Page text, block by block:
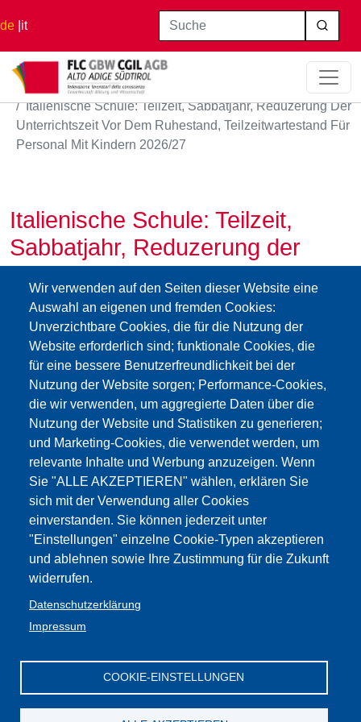
de it
Wir verwenden auf den Seiten dieser Website eine
Auswahl an eigenen und fremden Cookies:
Unverzichtbare Cookies, die für die Nutzung der
Website erforderlich sind; funktionale Cookies, die
für eine bessere Benutzerfreundlichkeit bei der
Nutzung der Website sorgen; Performance-Cookies,
die wir verwenden, um aggregierte Daten über die
Nutzung der Website und Statistiken zu generieren;
und Marketing-Cookies, die verwendet werden, um
relevante Inhalte und Werbung anzuzeigen. Wenn
Sie "ALLE AKZEPTIEREN" wählen, erklären Sie
sich mit der Verwendung aller Cookies
einverstanden. Sie können jederzeit unter
"Einstellungen" einzelne Cookie-Typen akzeptieren
und ablehnen sowie Ihre Zustimmung für die Zukunft
widerrufen.
Datenschutzerklärung
Impressum
COOKIE-EINSTELLUNGEN
Suche
Startseite
Italienische Schule: Teilzeit, Sabbatjahr, Reduzerung Der
Unterrichtszeit Vor Dem Ruhestand, Teilzeitwartestand Für
Personal Mit Kindern 2026/27
Italienische Schule: Teilzeit,
Sabbatjahr, Reduzerung der
Unterrichtszeit vor dem
Ruhestand, Teilzeitwartestand
für Personal mit Kindern 2026/27
04.06.2026
Einreichfrist:
15.7.2026 für den Teilzeitwartestand für Personal mit
Kindern;
15.6.2026 für alle anderen Gesuche.
Circolare tempo parziale sc. italiana 4.6.2026.pdf
Modulo A Richiesta tempo parziale o rientro a tempo
pieno.pdf
Modulo B Richiesta tempo parziale su biennio
scolastico.pdf
Modulo C Richiesta tempo parziale contestuale
Modello D anno sabbatico 2026.pdf
Modulo E Riduzione orario 2026.pdf